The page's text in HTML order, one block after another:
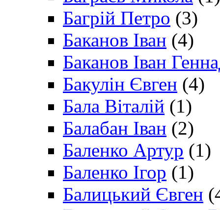
Багрій Петро (3)
Баканов Іван (4)
Баканов Іван
Бакулін Євген (4)
Бала Віталій (1)
Балабан Іван (2)
Баленко Артур (1)
Баленко Ігор (1)
Балицький Євген